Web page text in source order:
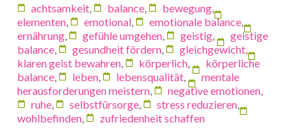
achtsamkeit
balance bewegung
elementen
emotional emotionale balance
ernährung
gefühle umgehen geistig
geistige
balance
gesundheit fördern gleichgewicht
klaren geist bewahren
körperlich
körperliche
balance
leben lebensqualität
mentale
herausforderungen meistern
negative emotionen
ruhe
selbstfürsorge stress reduzieren
wohlbefinden
zufriedenheit schaffen